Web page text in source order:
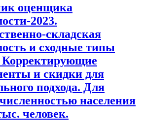
оценщика
2023.
складская
и сходные типы
Корректирующие
и скидки для
подхода. Для
населения
человек.